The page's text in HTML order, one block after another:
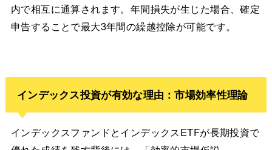
内で相互に通算されます。年間損失が生じた場合、確定
申告することで最大3年間の繰越控除が可能です。
インデックス投資が有効な理由：市場効率性理論
インデックスファンドとインデックスETFが長期投資で